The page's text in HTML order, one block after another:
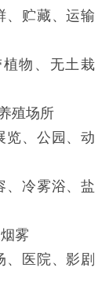
、贮藏、运输
物、无土栽
殖场所
览、公园、动
、冷雾浴、盐
雾
、医院、影剧